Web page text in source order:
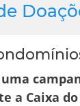
a Caixa